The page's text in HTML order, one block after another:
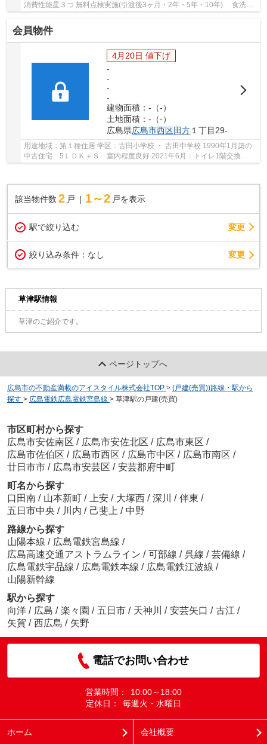
消費性能星３つ 無料点検実施(引渡後3ヶ月・2年・5年・10年) 食洗乾
会員物件
4月20日 値下げ
-
-
-
-
建物面積：-（-）
土地面積：-（-）
広島県広島市西区田方 １丁目29-
用途地域：第１種住居 学区：古田小学校 ・ 古田中学校 1990年1月築の
中古住宅 5ＬＤＫ＋Ｓ 室内程度良好 2021年6月：トイレ1階交換
該当物件数 2 戸 1～2 戸を表示
駅で絞り込む 変更
絞り込み条件： なし 変更
草津駅情報
草津のご紹介です。
ページトップへ
広島市の不動産満載のアイスタイル株式会社TOP > (戸建(売買))路線・駅から
探す > 広島電鉄広島電鉄宮島線 > 草津駅の戸建(売買)
市区町村から探す
広島市安佐南区 / 広島市安佐北区 / 広島市東区 /
広島市佐伯区 / 広島市西区 / 広島市中区 / 広島市南区 /
廿日市市 / 広島市安芸区 / 安芸郡府中町
町名から探す
口田南 / 山本新町 / 上安 / 大塚西 / 深川 / 伴東 /
五日市中央 / 川内 / 己斐上 / 中野
路線から探す
山陽本線 / 広島電鉄宮島線 /
広島高速交通アストラムライン / 可部線 / 呉線 / 芸備線 /
広島電鉄宇品線 / 広島電鉄本線 / 広島電鉄江波線 /
山陽新幹線
駅から探す
向洋 / 広島 / 楽々園 / 五日市 / 天神川 / 安芸矢口 / 古江 /
矢賀 / 西広島 / 矢野
電話でお問い合わせ
営業時間：
10:00～18:00
定休日：
毎週火・水曜日
ホーム 会社概要